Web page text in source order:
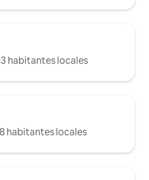
habitantes locales
habitantes locales